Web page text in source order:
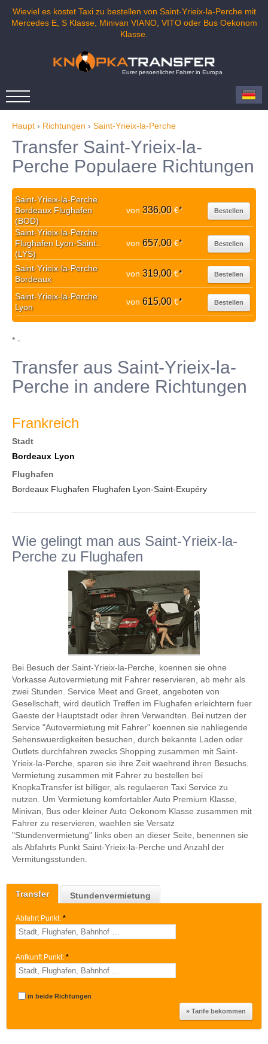
Wieviel es kostet Taxi zu bestellen von Saint-Yrieix-la-Perche mit
Mercedes E, S Klasse, Minivan VIANO, VITO oder Bus Oekonom
Klasse.
Eurer pesoenlicher Fahrer in Europa
Haupt › Richtungen › Saint-Yrieix-la-Perche
Transfer Stundenvermietung
Abfahrt Punkt: *
Anfkunft Punkt: *
in beide Richtungen
Transfer Saint-Yrieix-la-
Perche Populaere Richtungen
Saint-Yrieix-la-Perche
Bordeaux Flughafen
(BOD)
von 336,00€* Bestellen
Saint-Yrieix-la-Perche
Flughafen Lyon-Saint..
(LYS)
von 657,00€* Bestellen
Saint-Yrieix-la-Perche
Bordeaux
von 319,00€* Bestellen
Saint-Yrieix-la-Perche
Lyon
von 615,00€* Bestellen
* -
Transfer aus Saint-Yrieix-la-
Perche in andere Richtungen
Frankreich
Stadt
Bordeaux Lyon
Flughafen
Bordeaux Flughafen Flughafen Lyon-Saint-Exupéry
Wie gelingt man aus Saint-Yrieix-la-
Perche zu Flughafen
Bei Besuch der Saint-Yrieix-la-Perche, koennen sie ohne
Vorkasse Autovermietung mit Fahrer reservieren, ab mehr als
zwei Stunden. Service Meet and Greet, angeboten von
Gesellschaft, wird deutlich Treffen im Flughafen erleichtern fuer
Gaeste der Hauptstadt oder ihren Verwandten. Bei nutzen der
Service "Autovermietung mit Fahrer" koennen sie nahliegende
Sehenswuerdigkeiten besuchen, durch bekannte Laden oder
Outlets durchfahren zwecks Shopping zusammen mit Saint-
Yrieix-la-Perche, sparen sie ihre Zeit waehrend ihren Besuchs.
Vermietung zusammen mit Fahrer zu bestellen bei
KnopkaTransfer ist billiger, als regulaeren Taxi Service zu
nutzen. Um Vermietung komfortabler Auto Premium Klasse,
Minivan, Bus oder kleiner Auto Oekonom Klasse zusammen mit
Fahrer zu reservieren, waehlen sie Versatz
"Stundenvermietung" links oben an dieser Seite, benennen sie
als Abfahrts Punkt Saint-Yrieix-la-Perche und Anzahl der
Vermitungsstunden.